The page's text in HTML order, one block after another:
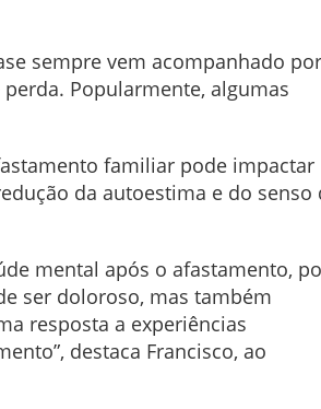
sempre vem acompanhado por
Popularmente, algumas
familiar pode impactar
da autoestima e do senso
mental após o afastamento,
ser doloroso, mas também
resposta a experiências
destaca Francisco, ao